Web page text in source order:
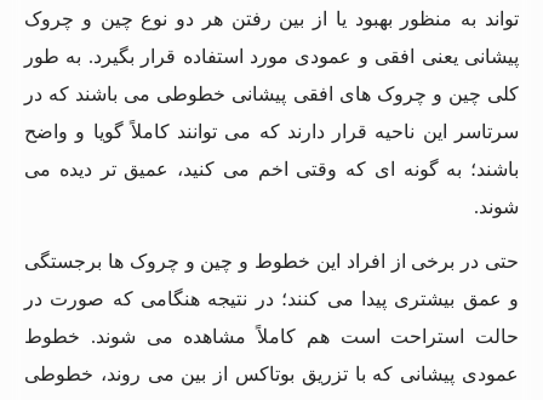
تواند به منظور بهبود یا از بین رفتن هر دو نوع چین و چروک
پیشانی یعنی افقی و عمودی مورد استفاده قرار بگیرد. به طور
کلی چین و چروک های افقی پیشانی خطوطی می باشند که در
سرتاسر این ناحیه قرار دارند که می توانند کاملاً گویا و واضح
باشند؛ به گونه ای که وقتی اخم می کنید، عمیق تر دیده می
شوند.
حتی در برخی از افراد این خطوط و چین و چروک ها برجستگی
و عمق بیشتری پیدا می کنند؛ در نتیجه هنگامی که صورت در
حالت استراحت است هم کاملاً مشاهده می شوند. خطوط
عمودی پیشانی که با تزریق بوتاکس از بین می روند، خطوطی